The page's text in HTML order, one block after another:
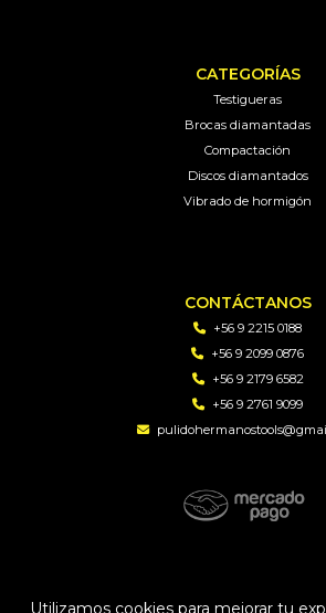
CATEGORÍAS
Testigueras
Brocas diamantadas
Compactación
Discos diamantados
Vibrado de hormigón
CONTÁCTANOS
+56 9 2215 0188
+56 9 2099 0876
+56 9 2179 6582
+56 9 2761 9099
PH TOOLS | Soluciones en
maquinaria © 2026
Utilizamos cookies para mejorar tu